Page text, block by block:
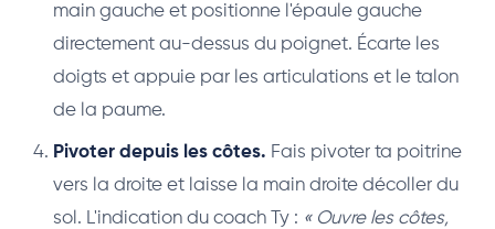
main gauche et positionne l'épaule gauche
directement au-dessus du poignet. Écarte les
doigts et appuie par les articulations et le talon
de la paume.
Pivoter depuis les côtes. Fais pivoter ta poitrine
vers la droite et laisse la main droite décoller du
sol. L'indication du coach Ty : « Ouvre les côtes,